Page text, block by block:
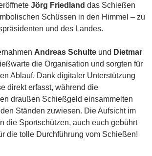
Jörg Friedland das Schießen
Schüssen in den Himmel – zu
und des Landes.
Andreas Schulte und Dietmar
die Organisation und sorgten für
Ablauf. Dank digitaler Unterstützung
direkt erfasst, während die
draußen Schießgeld einsammelten
Ständen zuwiesen. Die Aufsicht im
die Sportschützen, auch euch gebührt
die tolle Durchführung vom Schießen!